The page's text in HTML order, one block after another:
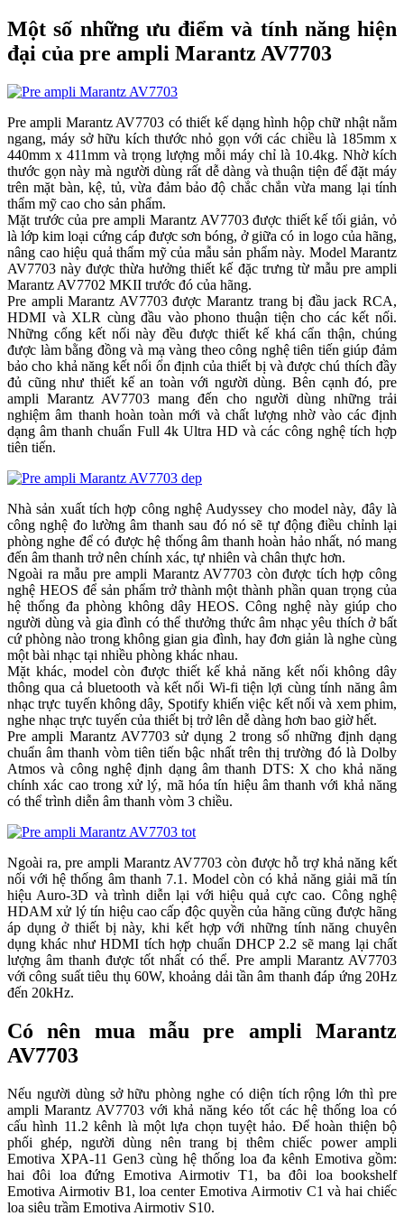
Một số những ưu điểm và tính năng hiện
đại của pre ampli Marantz AV7703
Pre ampli Marantz AV7703 có thiết kế dạng hình hộp chữ nhật nằm
ngang, máy sở hữu kích thước nhỏ gọn với các chiều là 185mm x
440mm x 411mm và trọng lượng mỗi máy chỉ là 10.4kg. Nhờ kích
thước gọn này mà người dùng rất dễ dàng và thuận tiện để đặt máy
trên mặt bàn, kệ, tủ, vừa đảm bảo độ chắc chắn vừa mang lại tính
thẩm mỹ cao cho sản phẩm.
Mặt trước của pre ampli Marantz AV7703 được thiết kế tối giản, vỏ
là lớp kim loại cứng cáp được sơn bóng, ở giữa có in logo của hãng,
nâng cao hiệu quả thẩm mỹ của mẫu sản phẩm này. Model Marantz
AV7703 này được thừa hưởng thiết kế đặc trưng từ mẫu pre ampli
Marantz AV7702 MKII trước đó của hãng.
Pre ampli Marantz AV7703 được Marantz trang bị đầu jack RCA,
HDMI và XLR cùng đầu vào phono thuận tiện cho các kết nối.
Những cổng kết nối này đều được thiết kế khá cẩn thận, chúng
được làm bằng đồng và mạ vàng theo công nghệ tiên tiến giúp đảm
bảo cho khả năng kết nối ổn định của thiết bị và được chú thích đầy
đủ cũng như thiết kế an toàn với người dùng. Bên cạnh đó, pre
ampli Marantz AV7703 mang đến cho người dùng những trải
nghiệm âm thanh hoàn toàn mới và chất lượng nhờ vào các định
dạng âm thanh chuẩn Full 4k Ultra HD và các công nghệ tích hợp
tiên tiến.
Nhà sản xuất tích hợp công nghệ Audyssey cho model này, đây là
công nghệ đo lường âm thanh sau đó nó sẽ tự động điều chỉnh lại
phòng nghe để có được hệ thống âm thanh hoàn hảo nhất, nó mang
đến âm thanh trở nên chính xác, tự nhiên và chân thực hơn.
Ngoài ra mẫu pre ampli Marantz AV7703 còn được tích hợp công
nghệ HEOS để sản phẩm trở thành một thành phần quan trọng của
hệ thống đa phòng không dây HEOS. Công nghệ này giúp cho
người dùng và gia đình có thể thưởng thức âm nhạc yêu thích ở bất
cứ phòng nào trong không gian gia đình, hay đơn giản là nghe cùng
một bài nhạc tại nhiều phòng khác nhau.
Mặt khác, model còn được thiết kế khả năng kết nối không dây
thông qua cả bluetooth và kết nối Wi-fi tiện lợi cùng tính năng âm
nhạc trực tuyến không dây, Spotify khiến việc kết nối và xem phim,
nghe nhạc trực tuyến của thiết bị trở lên dễ dàng hơn bao giờ hết.
Pre ampli Marantz AV7703 sử dụng 2 trong số những định dạng
chuẩn âm thanh vòm tiên tiến bậc nhất trên thị trường đó là Dolby
Atmos và công nghệ định dạng âm thanh DTS: X cho khả năng
chính xác cao trong xử lý, mã hóa tín hiệu âm thanh với khả năng
có thể trình diễn âm thanh vòm 3 chiều.
Ngoài ra, pre ampli Marantz AV7703 còn được hỗ trợ khả năng kết
nối với hệ thống âm thanh 7.1. Model còn có khả năng giải mã tín
hiệu Auro-3D và trình diễn lại với hiệu quả cực cao. Công nghệ
HDAM xử lý tín hiệu cao cấp độc quyền của hãng cũng được hãng
áp dụng ở thiết bị này, khi kết hợp với những tính năng chuyên
dụng khác như HDMI tích hợp chuẩn DHCP 2.2 sẽ mang lại chất
lượng âm thanh được tốt nhất có thể. Pre ampli Marantz AV7703
với công suất tiêu thụ 60W, khoảng dải tần âm thanh đáp ứng 20Hz
đến 20kHz.
Có nên mua mẫu pre ampli Marantz
AV7703
Nếu người dùng sở hữu phòng nghe có diện tích rộng lớn thì pre
ampli Marantz AV7703 với khả năng kéo tốt các hệ thống loa có
cấu hình 11.2 kênh là một lựa chọn tuyệt hảo. Để hoàn thiện bộ
phối ghép, người dùng nên trang bị thêm chiếc power ampli
Emotiva XPA-11 Gen3 cùng hệ thống loa đa kênh Emotiva gồm:
hai đôi loa đứng Emotiva Airmotiv T1, ba đôi loa bookshelf
Emotiva Airmotiv B1, loa center Emotiva Airmotiv C1 và hai chiếc
loa siêu trầm Emotiva Airmotiv S10.